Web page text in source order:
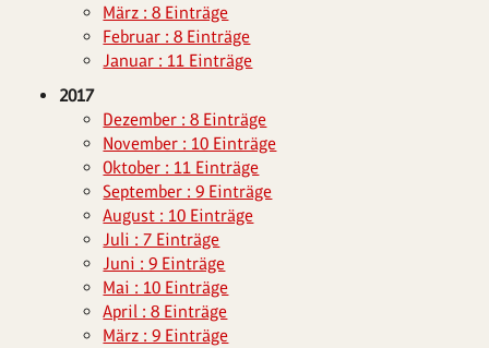
März : 8 Einträge
Februar : 8 Einträge
Januar : 11 Einträge
2017
Dezember : 8 Einträge
November : 10 Einträge
Oktober : 11 Einträge
September : 9 Einträge
August : 10 Einträge
Juli : 7 Einträge
Juni : 9 Einträge
Mai : 10 Einträge
April : 8 Einträge
März : 9 Einträge